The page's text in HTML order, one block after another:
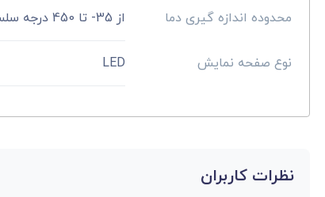
محدوده اندازه گیری دما از 35- تا 450 درجه سلسیوس
نوع صفحه نمایش LED
نظرات کاربران